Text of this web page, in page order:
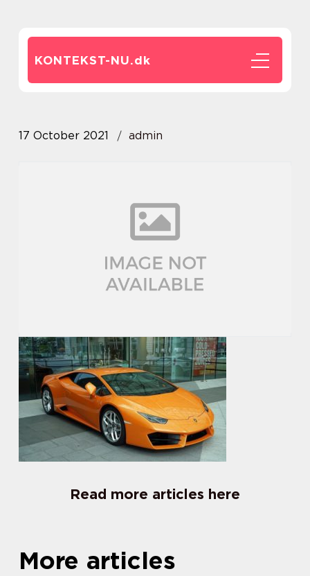
KONTEKST-NU.dk
17 October 2021 admin
Read more articles here
More articles